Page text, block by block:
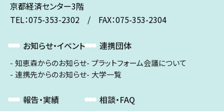
京都経済センター3階
TEL：075-353-2302 / FAX：075-353-2304
お知らせ・イベント
知恵森からのお知らせ
連携先からのお知らせ
報告・実績
連携団体
プラットフォーム会議について
大学一覧
相談・FAQ